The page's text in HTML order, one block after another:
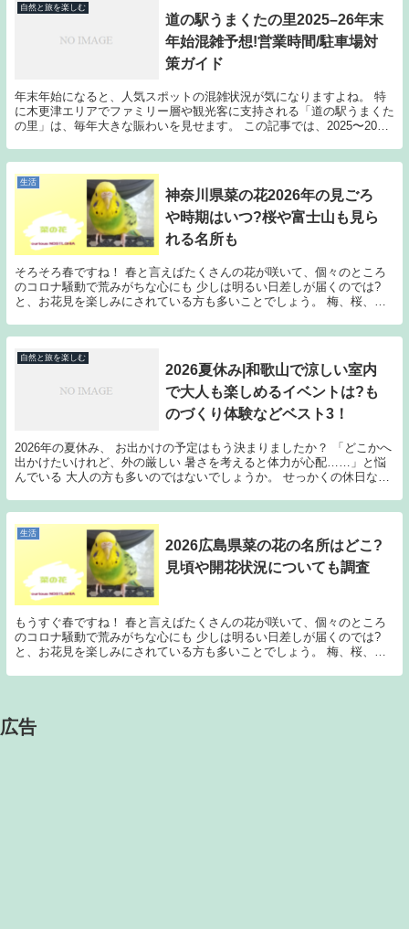
自然と旅を楽しむ
道の駅うまくたの里2025–26年末
年始混雑予想!営業時間/駐車場対
策ガイド
年末年始になると、人気スポットの混雑状況が気になりますよね。 特
に木更津エリアでファミリー層や観光客に支持される「道の駅うまくた
の里」は、毎年大きな賑わいを見せます。 この記事では、2025〜2027
生活
神奈川県菜の花2026年の見ごろ
や時期はいつ?桜や富士山も見ら
れる名所も
そろそろ春ですね！ 春と言えばたくさんの花が咲いて、個々のところ
のコロナ騒動で荒みがちな心にも 少しは明るい日差しが届くのでは?
と、お花見を楽しみにされている方も多いことでしょう。 梅、桜、チ
自然と旅を楽しむ
2026夏休み|和歌山で涼しい室内
で大人も楽しめるイベントは?も
のづくり体験などベスト3！
2026年の夏休み、 お出かけの予定はもう決まりましたか？ 「どこかへ
出かけたいけれど、外の厳しい 暑さを考えると体力が心配……」と悩
んでいる 大人の方も多いのではないでしょうか。 せっかくの休日な
生活
2026広島県菜の花の名所はどこ?
見頃や開花状況についても調査
もうすぐ春ですね！ 春と言えばたくさんの花が咲いて、個々のところ
のコロナ騒動で荒みがちな心にも 少しは明るい日差しが届くのでは?
と、お花見を楽しみにされている方も多いことでしょう。 梅、桜、チ
広告